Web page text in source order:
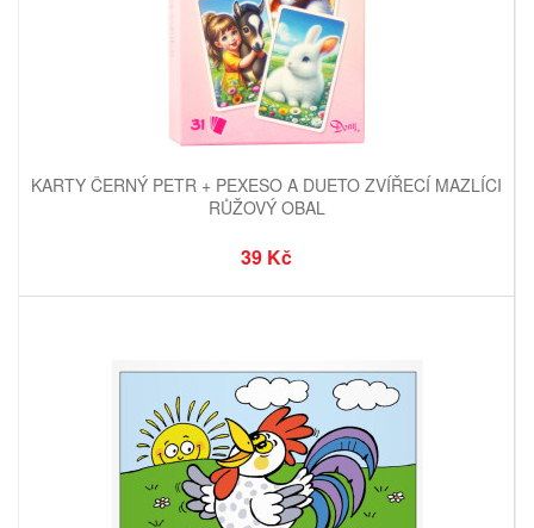
KARTY ČERNÝ PETR + PEXESO A DUETO ZVÍŘECÍ MAZLÍCI
RŮŽOVÝ OBAL
39 Kč